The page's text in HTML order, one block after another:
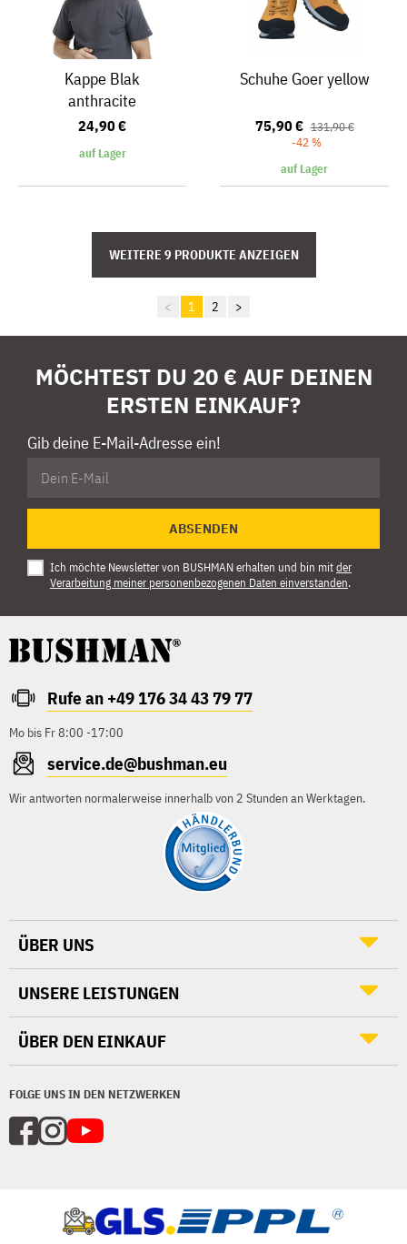
Kappe Blak
anthracite
24,90 €
auf Lager
Schuhe Goer yellow
75,90 € 131,90 €
-42 %
auf Lager
< 1 2 >
MÖCHTEST DU 20 € AUF DEINEN
ERSTEN EINKAUF?
Gib deine E-Mail-Adresse ein!
ABSENDEN
Ich möchte Newsletter von BUSHMAN erhalten und bin mitder
Verarbeitung meiner personenbezogenen Daten einverstanden.
Rufe an +49 176 34 43 79 77
Mo bis Fr 8:00 -17:00
service.de@bushman.eu
Wir antworten normalerweise innerhalb von 2 Stunden an Werktagen.
FOLGE UNS IN DEN NETZWERKEN
ÜBER UNS
UNSERE LEISTUNGEN
ÜBER DEN EINKAUF